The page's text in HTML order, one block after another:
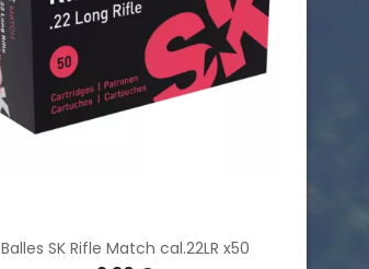
Balles SK Rifle Match cal.22LR x50